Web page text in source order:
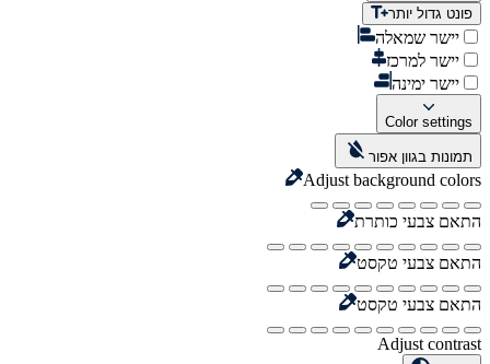
פונט גדול יותר
יישר שמאלה
יישר למרכז
יישר ימינה
Color settings
תמונות בגוון אפור
Adjust background colors
התאם צבעי כותרת
התאם צבעי טקסט
התאם צבעי טקסט
Adjust contrast